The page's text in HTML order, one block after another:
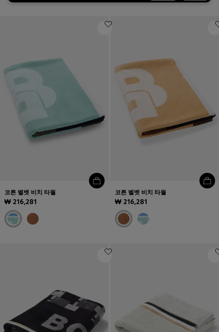
선물
인기 제품 ( 품목)
문의 및 서비스
매장 위치
언어 (KR ₩)
코튼 벨벳 비치 타월
₩ 216,281
코튼 벨벳 비치 타월
₩ 216,281